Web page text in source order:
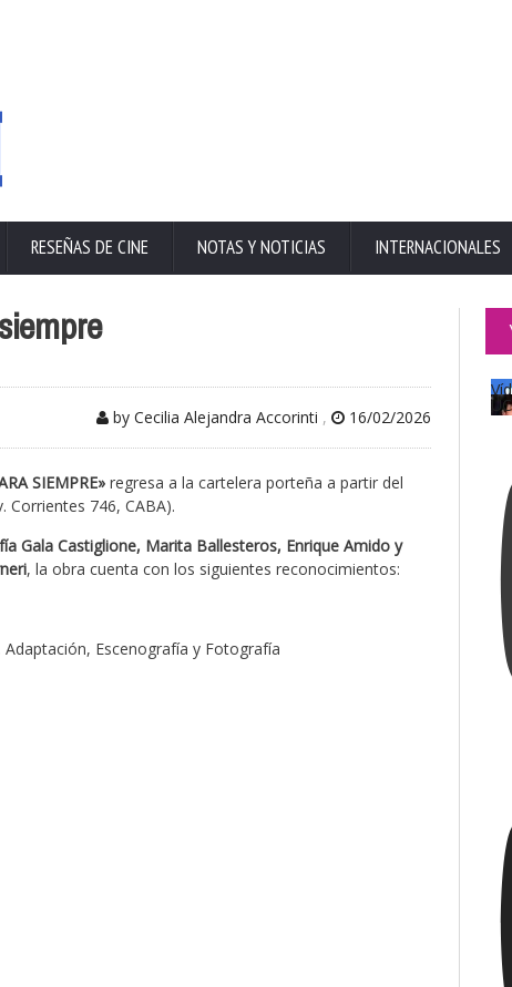
RESEÑAS DE CINE NOTAS Y NOTICIAS INTERNACIONALES
by Cecilia Alejandra Accorinti , 16/02/2026
SIEMPRE» regresa a la cartelera porteña a partir del
Corrientes 746, CABA).
Gala Castiglione, Marita Ballesteros, Enrique Amido y
, la obra cuenta con los siguientes reconocimientos:
Escenografía y Fotografía